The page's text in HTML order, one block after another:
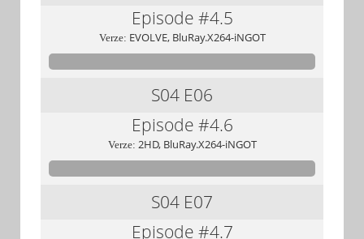
Episode #4.5
Verze: EVOLVE, BluRay.X264-iNGOT
S04 E06
Episode #4.6
Verze: 2HD, BluRay.X264-iNGOT
S04 E07
Episode #4.7